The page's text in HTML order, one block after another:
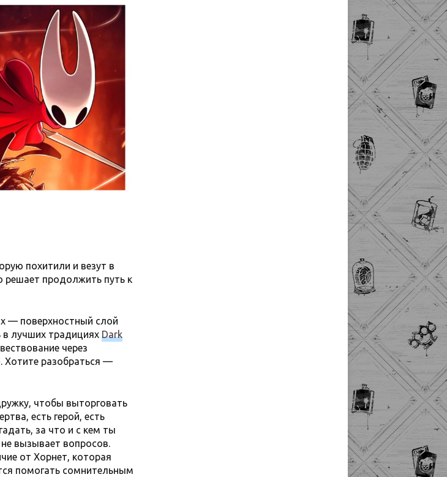
похитили и везут в
решает продолжить путь к
— поверхностный слой
лучших традициях Dark
через
Хотите разобраться —
чтобы выторговать
есть герой, есть
за что и с кем ты
вызывает вопросов.
от Хорнет, которая
помогать сомнительным